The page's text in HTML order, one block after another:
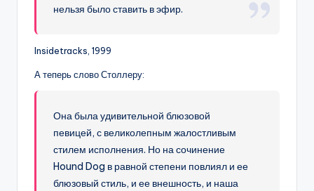
нельзя было ставить в эфир.
Insidetracks, 1999
А теперь слово Столлеру:
Она была удивительной блюзовой
певицей, с великолепным жалостливым
стилем исполнения. Но на сочинение
Hound Dog в равной степени повлиял и ее
блюзовый стиль, и ее внешность, и наша